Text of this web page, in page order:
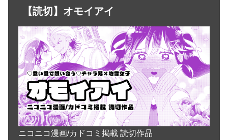
【読切】オモイアイ
ニコニコ漫画/カドコミ掲載 読切作品